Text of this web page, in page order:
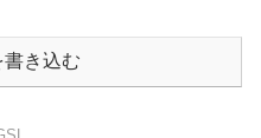
書き込む